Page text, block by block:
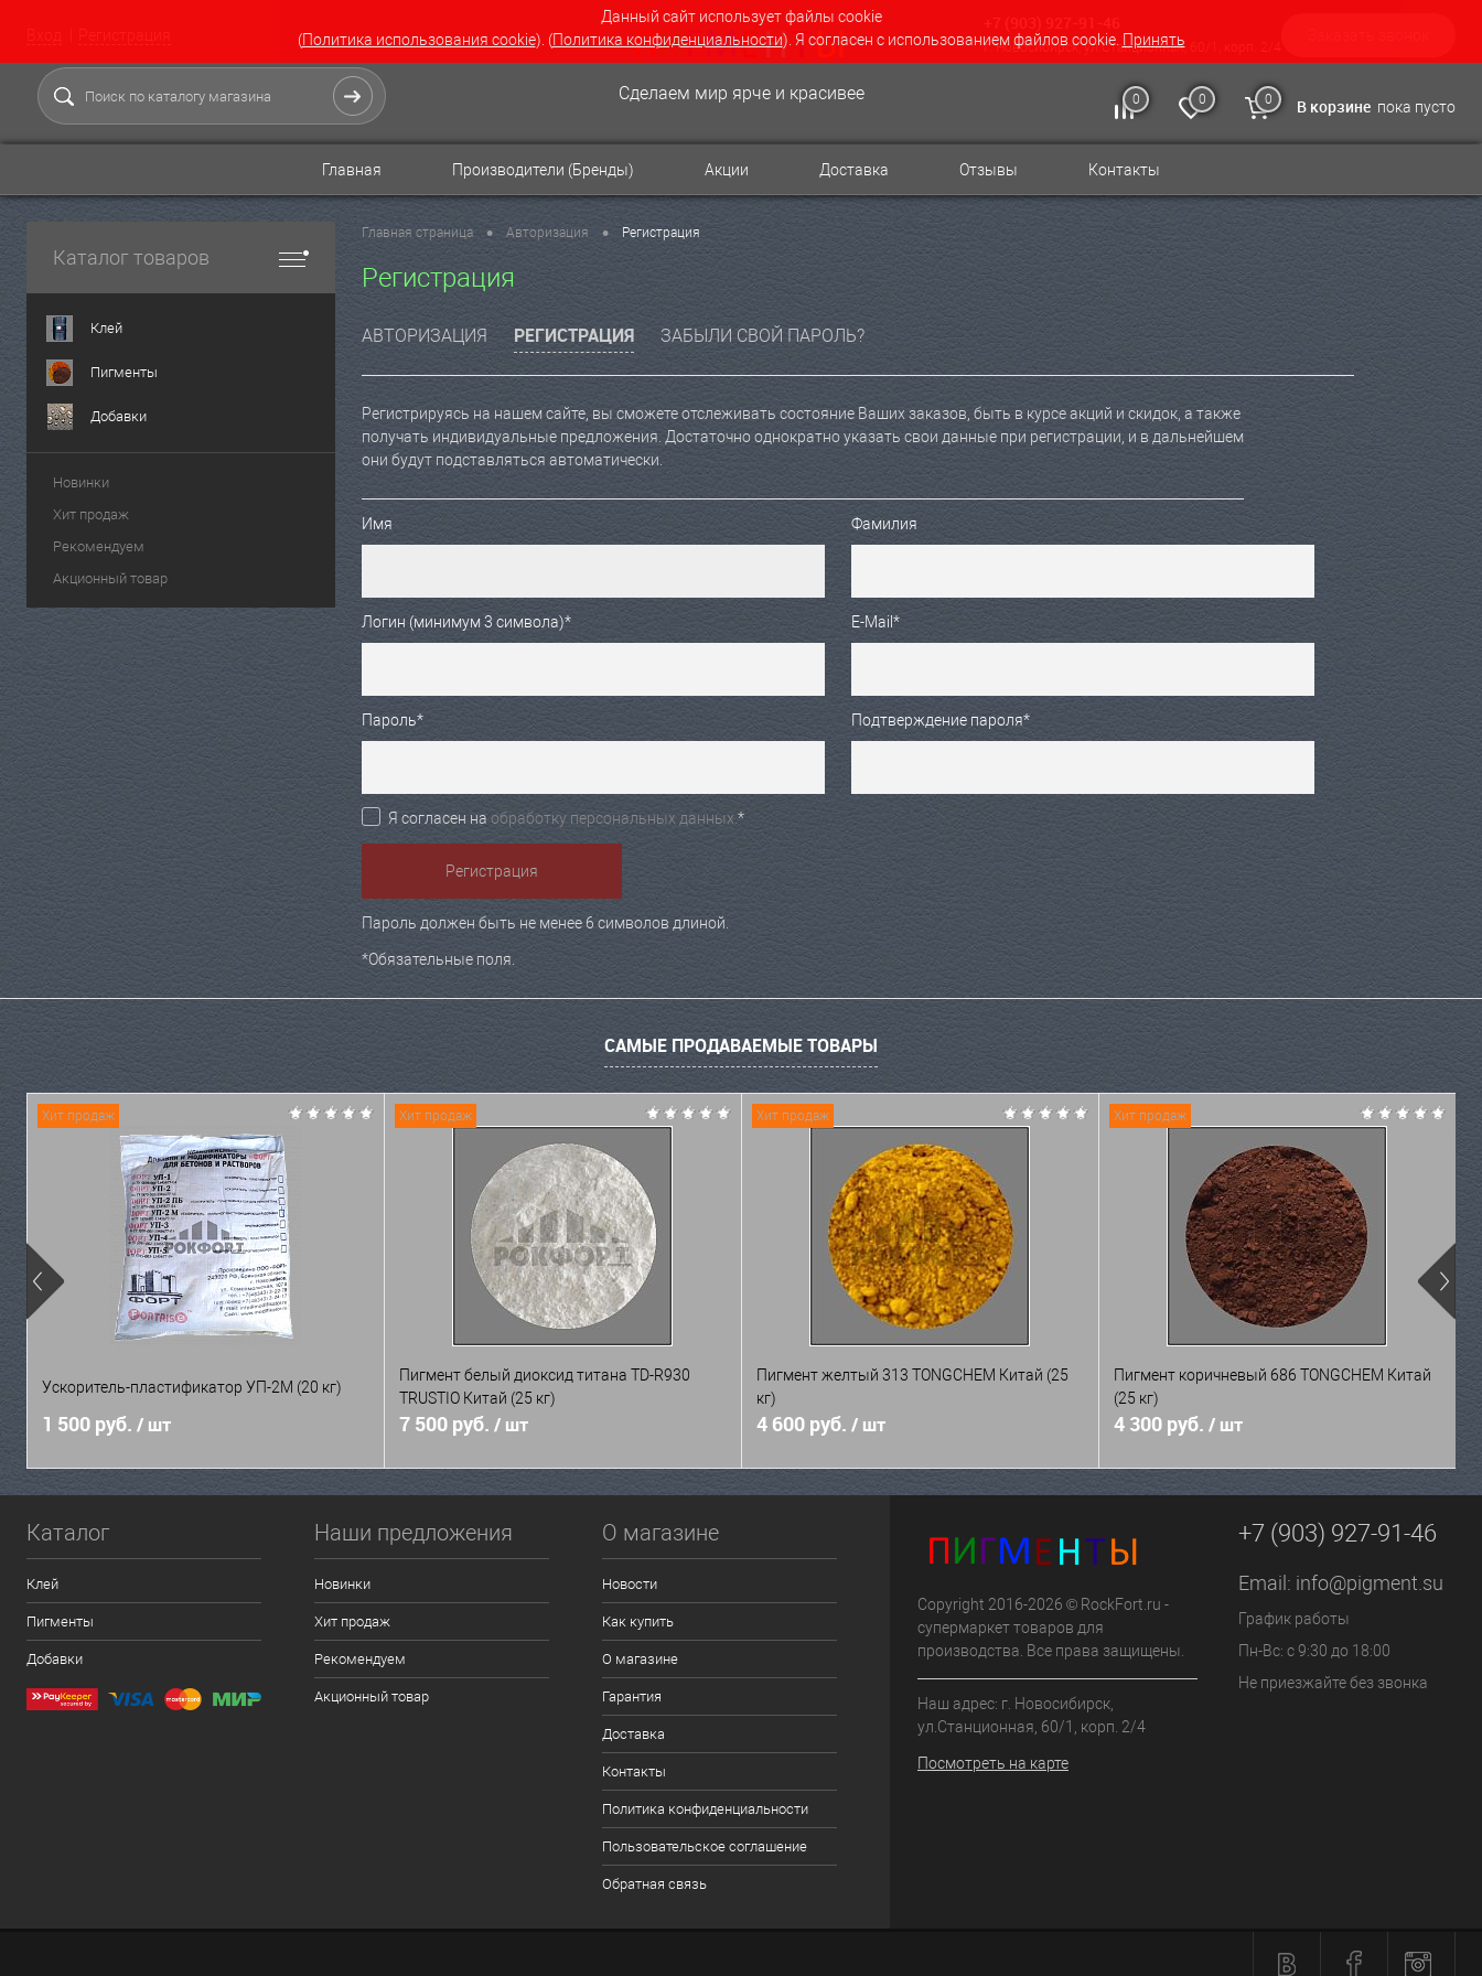
Данный сайт использует файлы cookie
(Политика использования cookie). (Политика конфиденциальности). Я согласен с использованием файлов cookie. Принять
г. Новосибирск, ул.Станционная, 60/1, корп. 2/4
0 0 0 В корзине пока пусто
Сделаем мир ярче и красивее
Главная Производители (Бренды) Акции Доставка Отзывы Контакты
Каталог товаров
Клей
Пигменты
Добавки
Новинки
Хит продаж
Рекомендуем
Акционный товар
Главная страница • Авторизация • Регистрация
Регистрация
АВТОРИЗАЦИЯ РЕГИСТРАЦИЯ ЗАБЫЛИ СВОЙ ПАРОЛЬ?
Регистрируясь на нашем сайте, вы сможете отслеживать состояние Ваших заказов, быть в курсе акций и скидок, а также
получать индивидуальные предложения. Достаточно однократно указать свои данные при регистрации, и в дальнейшем
они будут подставляться автоматически.
Имя Фамилия
Логин (минимум 3 символа)* E-Mail *
Пароль* Подтверждение пароля*
Я согласен на обработку персональных данных.*
Пароль должен быть не менее 6 символов длиной.
*Обязательные поля.
САМЫЕ ПРОДАВАЕМЫЕ ТОВАРЫ
Хит продаж
Ускоритель-пластификатор УП-2М (20 кг)
1 500 руб. / шт
Хит продаж
Пигмент белый диоксид титана TD-R930
TRUSTIO Китай (25 кг)
7 500 руб. / шт
Хит продаж
Пигмент желтый 313 TONGCHEM Китай (25
кг)
4 600 руб. / шт
Хит продаж
Пигмент коричневый 686 TONGCHEM Китай
(25 кг)
4 300 руб. / шт
Каталог
Клей
Пигменты
Добавки
Наши предложения
Новинки
Хит продаж
Рекомендуем
Акционный товар
О магазине
Новости
Как купить
О магазине
Гарантия
Доставка
Контакты
Политика конфиденциальности
Пользовательское соглашение
Обратная связь
Copyright 2016-2026 © RockFort.ru -
супермаркет товаров для
производства. Все права защищены.
Наш адрес: г. Новосибирск,
ул.Станционная, 60/1, корп. 2/4
Посмотреть на карте
+7 (903) 927-91-46
Email: info@pigment.su
График работы
Пн-Вс: с 9:30 до 18:00
Не приезжайте без звонка